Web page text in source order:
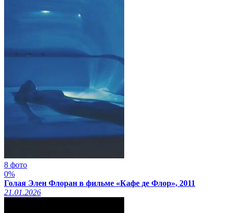
8 фото
0%
Голая Элен Флоран в фильме «Кафе де Флор», 2011
21.01.2026